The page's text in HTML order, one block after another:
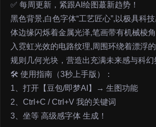
✅ 每周更新，紧跟AI绘图蕞新趋势！
黑色背景,白色字体“工艺匠心”,以极具科
体边缘闪烁着金属光泽,笔画带有机械棱
入霓虹光效的电路纹理,周围环绕着漂浮
规则几何光块，营造出充满未来感与科幻
🛠 使用指南（3秒上手版）：
1、打开【豆包/即梦AI】→ 生图功能
2、Ctrl+C / Ctrl+V 我的关键词
3、坐等 高级感字体 生成！